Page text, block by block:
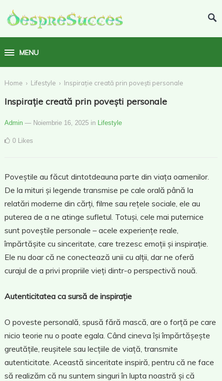
MENU
Home › Lifestyle › Inspirație creată prin povești personale
Inspirație creată prin povești personale
Admin — Noiembrie 16, 2025 in Lifestyle
0 Likes
Poveștile au făcut dintotdeauna parte din viața oamenilor.
De la mituri și legende transmise pe cale orală până la
relatări moderne din cărți, filme sau rețele sociale, ele au
puterea de a ne atinge sufletul. Totuși, cele mai puternice
sunt poveștile personale – acele experiențe reale,
împărtășite cu sinceritate, care trezesc emoții și inspirație.
Ele nu doar că ne conectează unii cu alții, dar ne oferă
curajul de a privi propriile vieți dintr-o perspectivă nouă.
Autenticitatea ca sursă de inspirație
O poveste personală, spusă fără mască, are o forță pe care
nicio teorie nu o poate egala. Când cineva își împărtășește
greutățile, reușitele sau lecțiile de viață, transmite
autenticitate. Această sinceritate inspiră, pentru că ne face
să realizăm că nu suntem singuri în lupta noastră și că